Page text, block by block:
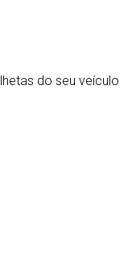
do seu veículo